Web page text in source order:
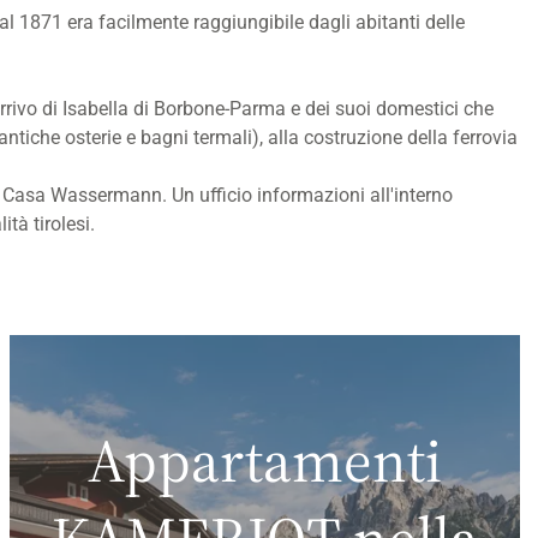
1871 era facilmente raggiungibile dagli abitanti delle
di Isabella di Borbone-Parma e dei suoi domestici che
osterie e bagni termali), alla costruzione della ferrovia
Wassermann. Un ufficio informazioni all'interno
tirolesi.
Appartamenti